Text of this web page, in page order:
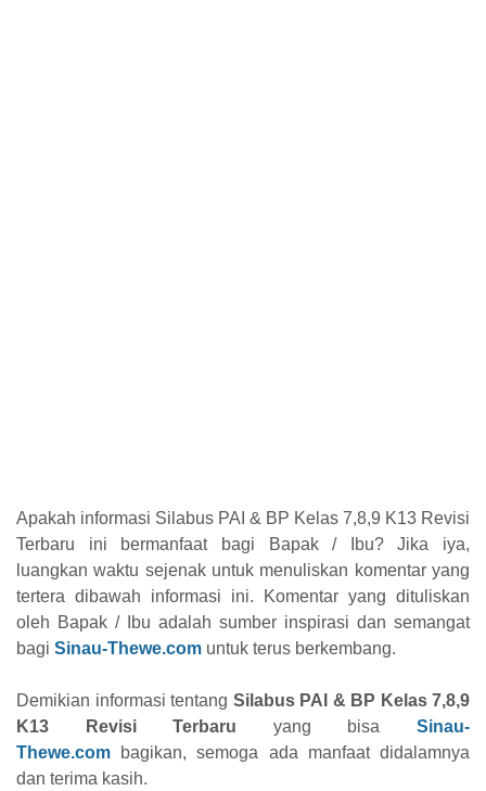
Apakah informasi Silabus PAI & BP Kelas 7,8,9 K13 Revisi
Terbaru ini bermanfaat bagi Bapak / Ibu? Jika iya,
luangkan waktu sejenak untuk menuliskan komentar yang
tertera dibawah informasi ini. Komentar yang dituliskan
oleh Bapak / Ibu adalah sumber inspirasi dan semangat
bagi Sinau-Thewe.com untuk terus berkembang.
Demikian informasi tentang Silabus PAI & BP Kelas 7,8,9
K13 Revisi Terbaru yang bisaSinau-
Thewe.com bagikan, semoga ada manfaat didalamnya
dan terima kasih.